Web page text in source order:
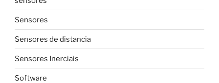
Sensores
Sensores de distancia
Sensores Inerciais
Software